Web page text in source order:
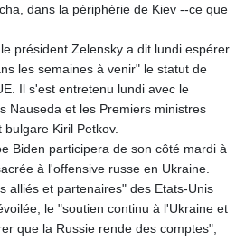
dans la périphérie de Kiev --ce que
président Zelensky a dit lundi espérer
les semaines à venir" le statut de
Il s'est entretenu lundi avec le
Nauseda et les Premiers ministres
Kiril Petkov.
Biden participera de son côté mardi à
à l'offensive russe en Ukraine.
alliés et partenaires" des Etats-Unis
le "soutien continu à l'Ukraine et
que la Russie rende des comptes",